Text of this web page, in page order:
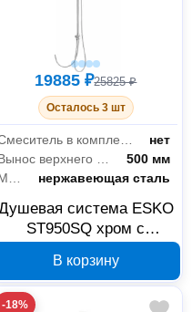
19885 ₽25825 ₽
Осталось 3 шт
Смеситель в комплекте
нет
Вынос верхнего душа
500 мм
нержавеющая сталь
система ESKO
ST950SQ хром с
душем
В корзину
-18%